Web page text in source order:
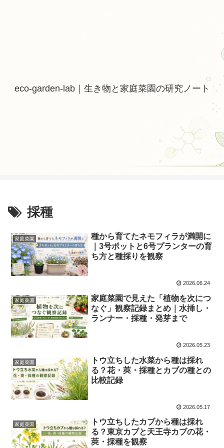
eco-garden-lab｜生き物と家庭菜園の研究ノート
採種
家庭菜園
種から育てたネモフィラが満開に
｜3号ポットと6号プランターの育
ち方と種採りを観察
2026.06.24
家庭菜園
家庭菜園で見えた「植物を次につ
なぐ」観察記録まとめ｜水挿し・
ランナー・採種・発芽まで
2026.05.23
家庭菜園
トウ立ちした水菜から種は採れ
る？花・莢・採種とカブの種との
比較記録
2026.05.17
家庭菜園
トウ立ちしたカブから種は採れ
る？東京カブと天王寺カブの花・
莢・採種を観察